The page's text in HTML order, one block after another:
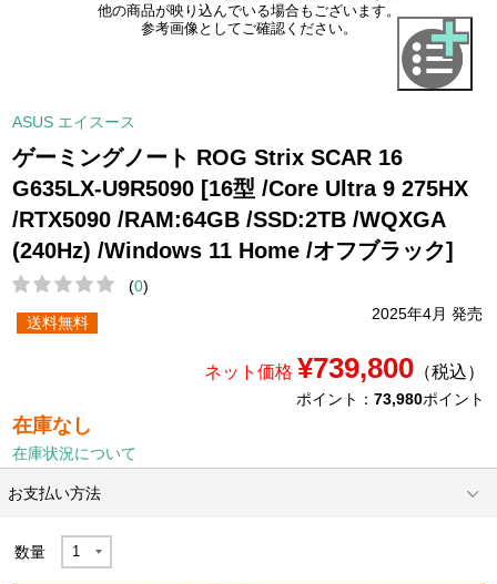
他の商品が映り込んでいる場合もございます。
参考画像としてご確認ください。
ASUS エイスース
ゲーミングノート ROG Strix SCAR 16
G635LX-U9R5090 [16型 /Core Ultra 9 275HX
/RTX5090 /RAM:64GB /SSD:2TB /WQXGA
(240Hz) /Windows 11 Home /オフブラック]
(0)
2025年4月 発売
送料無料
ネット価格 ¥739,800（税込）
ポイント： 73,980ポイント
在庫なし
在庫状況について
お支払い方法
数量